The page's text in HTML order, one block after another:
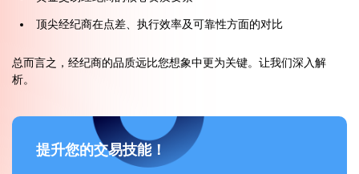
顶尖经纪商在点差、执行效率及可靠性方面的对比
总而言之，经纪商的品质远比您想象中更为关键。让我们深入解
析。
提升您的交易技能！